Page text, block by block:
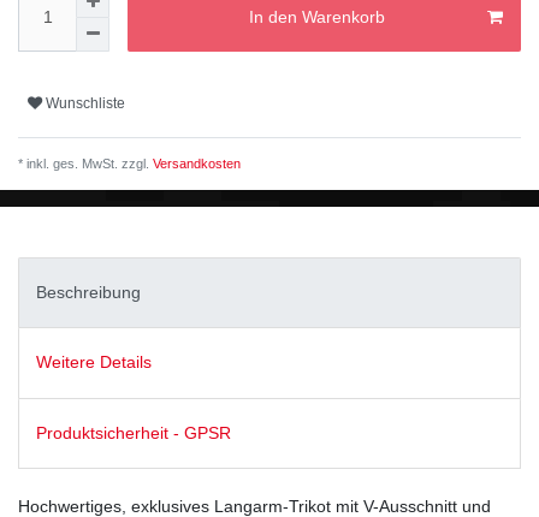
In den Warenkorb
Wunschliste
* inkl. ges. MwSt. zzgl. Versandkosten
Beschreibung
Weitere Details
Produktsicherheit - GPSR
Hochwertiges, exklusives Langarm-Trikot mit V-Ausschnitt und